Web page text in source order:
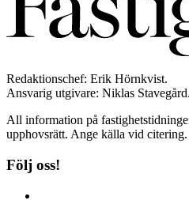
Redaktionschef: Erik Hörnkvist.
Ansvarig utgivare: Niklas Stavegård.
All information på
upphovsrätt. Ange källa vid citering.
Följ oss!